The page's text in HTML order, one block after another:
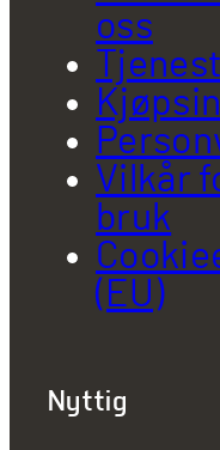
oss
Vilkår
bruk
(EU)
Nyttig